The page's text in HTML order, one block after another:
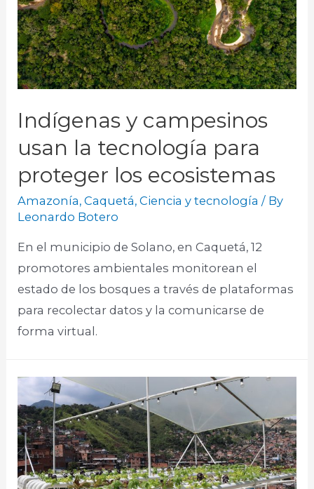
Indígenas y campesinos
usan la tecnología para
proteger los ecosistemas
Amazonía,Caquetá,Ciencia y tecnología / By
Leonardo Botero
En el municipio de Solano, en Caquetá, 12
promotores ambientales monitorean el
estado de los bosques a través de plataformas
para recolectar datos y la comunicarse de
forma virtual.